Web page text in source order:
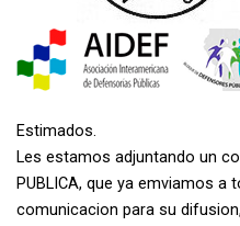
Estimados.
Les estamos adjuntando un
PUBLICA, que ya emviamos a
comunicacion para su